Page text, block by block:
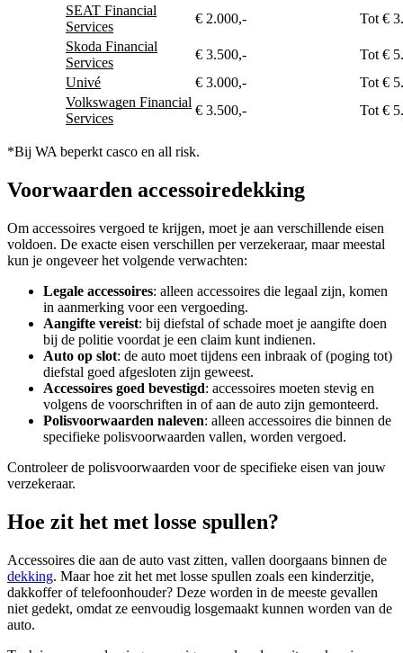
SEAT Financial
Services
€ 2.000,-
Tot €
Skoda Financial
Services
€ 3.500,-
Tot €
Univé
€ 3.000,-
Tot €
Volkswagen Financial
Services
€ 3.500,- Tot €
*Bij WA beperkt casco en all risk.
Voorwaarden accessoiredekking
Om accessoires vergoed te krijgen, moet je aan verschillende eisen
voldoen. De exacte eisen verschillen per verzekeraar, maar meestal
kun je ongeveer het volgende verwachten:
Legale accessoires: alleen accessoires die legaal zijn, komen
in aanmerking voor een vergoeding.
Aangifte vereist: bij diefstal of schade moet je aangifte doen
bij de politie voordat je een claim kunt indienen.
Auto op slot: de auto moet tijdens een inbraak of (poging tot)
diefstal goed afgesloten zijn geweest.
Accessoires goed bevestigd: accessoires moeten stevig en
volgens de voorschriften in of aan de auto zijn gemonteerd.
Polisvoorwaarden naleven: alleen accessoires die binnen de
specifieke polisvoorwaarden vallen, worden vergoed.
Controleer de polisvoorwaarden voor de specifieke eisen van jouw
verzekeraar.
Hoe zit het met losse spullen?
Accessoires die aan de auto vast zitten, vallen doorgaans binnen de
dekking. Maar hoe zit het met losse spullen zoals een kinderzitje,
dakkoffer of telefoonhouder? Deze worden in de meeste gevallen
niet gedekt, omdat ze eenvoudig losgemaakt kunnen worden van de
auto.